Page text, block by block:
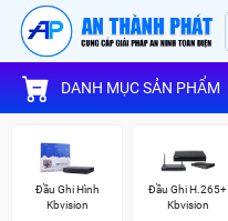
DANH MỤC SẢN PHẨM
Đầu Ghi Hình
Kbvision
Đầu Ghi H.265+
Kbvision